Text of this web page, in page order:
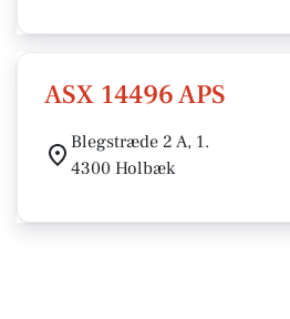
ASX 14496 APS
Blegstræde 2 A, 1.
4300 Holbæk